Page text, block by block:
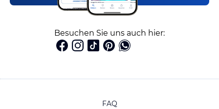
Besuchen Sie uns auch hier:
FAQ